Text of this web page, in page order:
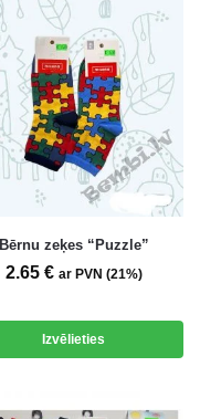
Bērnu zeķes “Puzzle”
2.65 € ar PVN (21%)
Izvēlieties